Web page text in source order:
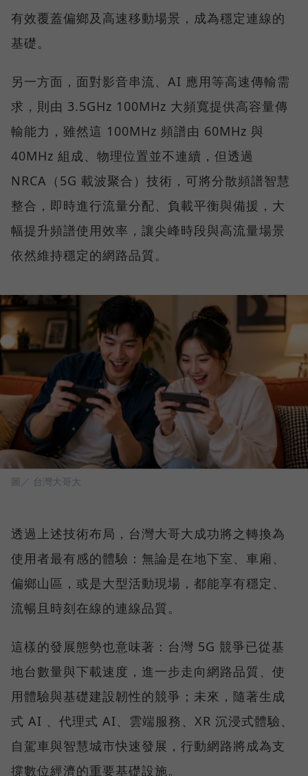
有效覆蓋偏鄉及高速移動場景，成為穩定連線的
基礎。
另一方面，面對影音串流、AI 應用等高速傳輸需
求，則由 3.5GHz 100MHz 大頻寬提供高容量傳
輸能力，雖然這 100MHz 頻譜由 60MHz 與
40MHz 組成、物理位置並不連續，但透過
NRCA（5G 載波聚合）技術，可將分散頻譜智慧
整合，即時進行流量分配、負載平衡與備援，大
幅提升頻譜使用效率，讓尖峰時段與高流量場景
依然維持穩定的網路品質。
圖／ 台灣大哥大
透過上述技術布局，台灣大哥大成功將之轉換為
使用者最有感的體驗：無論是在地下室、車廂、
偏鄉山區，或是大型活動現場，都能享有穩定、
流暢且時刻在線的連線品質。
這樣的發展態勢也意味著：台灣 5G 競爭已從基
地台數量與下載速度，進一步走向網路品質、使
用體驗與基礎建設韌性的競爭；未來，隨著生成
式 AI 、代理式 AI、雲端服務、XR 沉浸式體驗、
自駕車與智慧城市快速發展，行動網路將成為支
撐數位經濟的重要基礎設施。